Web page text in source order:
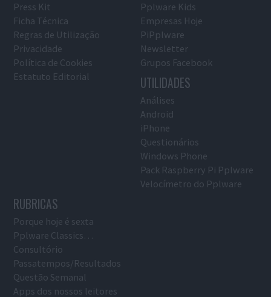
Press Kit
Ficha Técnica
Regras de Utilização
Privacidade
Política de Cookies
Estatuto Editorial
Pplware Kids
Empresas Hoje
PiPplware
Newsletter
Grupos Facebook
UTILIDADES
Análises
Android
iPhone
Questionários
Windows Phone
Pack Raspberry Pi Pplware
Velocímetro do Pplware
RUBRICAS
Porque hoje é sexta
Pplware Classics…
Consultório
Passatempos/Resultados
Questão Semanal
Apps dos nossos leitores